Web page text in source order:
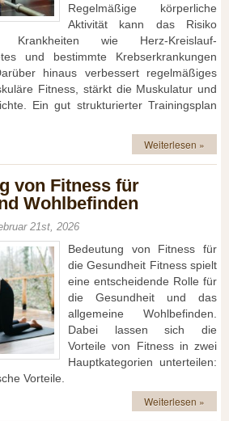
Regelmäßige körperliche
Aktivität kann das Risiko
Krankheiten wie Herz-Kreislauf-
und bestimmte Krebserkrankungen
hinaus verbessert regelmäßiges
Fitness, stärkt die Muskulatur und
Ein gut strukturierter Trainingsplan
Weiterlesen »
von Fitness für
Wohlbefinden
21st, 2026
Bedeutung von Fitness für
die Gesundheit Fitness spielt
eine entscheidende Rolle für
die Gesundheit und das
allgemeine Wohlbefinden.
Dabei lassen sich die
Vorteile von Fitness in zwei
Hauptkategorien unterteilen:
Vorteile.
Weiterlesen »